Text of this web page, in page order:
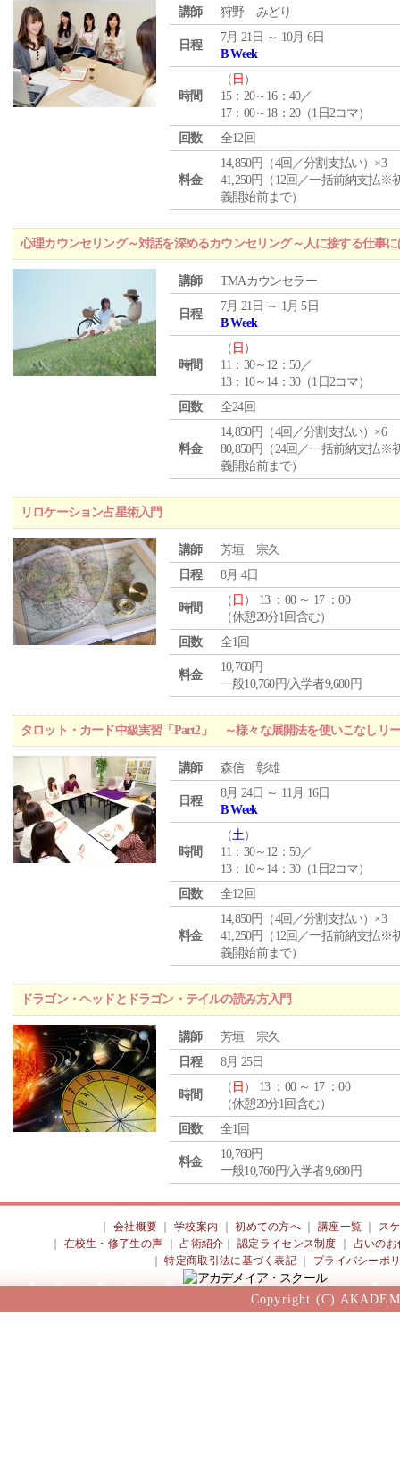
講師 狩野 みどり
日程
7月 21日 ～ 10月 6日
B Week
時間
（ 日 ）
15：20～16：40／
17：00～18：20（1日2コマ）
回数
全12回
料金
14,850円（4回／分割支払い）×3
41,250円（12回／一括前納支払※
義開始前まで）
心理カウンセリング～対話を深めるカウンセリング～人に接する仕事
講師 TMAカウンセラー
日程
7月 21日 ～ 1月 5日
B Week
時間
（ 日 ）
11：30～12：50／
13：10～14：30（1日2コマ）
回数
全24回
料金
14,850円（4回／分割支払い）×6
80,850円（24回／一括前納支払※
義開始前まで）
リロケーション占星術入門
講師
芳垣 宗久
日程
8月 4日
時間
（ 日 ） 13 ：00 ～ 17 ：00
（休憩20分1回含む）
回数
全1回
料金
10,760円
一般10,760円/入学者9,680円
タロット・カード中級実習「Part2」 ～様々な展開法を使いこなしリ
講師 森信 彰雄
日程
8月 24日 ～ 11月 16日
B Week
時間
（土）
11：30～12：50／
13：10～14：30（1日2コマ）
回数
全12回
料金
14,850円（4回／分割支払い）×3
41,250円（12回／一括前納支払※
義開始前まで）
ドラゴン・ヘッドとドラゴン・テイルの読み方入門
講師
芳垣 宗久
日程
8月 25日
時間
（ 日 ） 13 ：00 ～ 17 ：00
（休憩20分1回含む）
回数
全1回
料金
10,760円
一般10,760円/入学者9,680円
会社概要 ｜学校案内 ｜初めての方へ 講座一覧
ス
在校生・修了生の声 ｜占術紹介 ｜認定ライセンス制度
占いのお
｜特定商取引法に基づく表記 プライバシーポ
Copyright (C)